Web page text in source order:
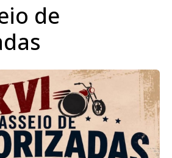
de